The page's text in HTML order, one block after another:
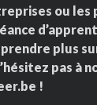
ou les
plus
pas à
!